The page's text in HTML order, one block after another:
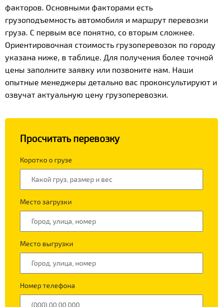
факторов. Основными факторами есть
грузоподъемность автомобиля и маршрут перевозки
груза. С первым все понятно, со вторым сложнее.
Ориентировочная стоимость грузоперевозок по городу
указана ниже, в таблице. Для получения более точной
цены заполните заявку или позвоните нам. Наши
опытные менеджеры детально вас проконсультируют и
озвучат актуальную цену грузоперевозки.
Просчитать перевозку
Коротко о грузе
Место загрузки
Место выгрузки
Номер телефона